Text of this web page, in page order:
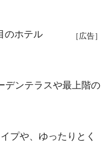
［広告］
のホテル
デンテラスや最上階の
プや、ゆったりとく